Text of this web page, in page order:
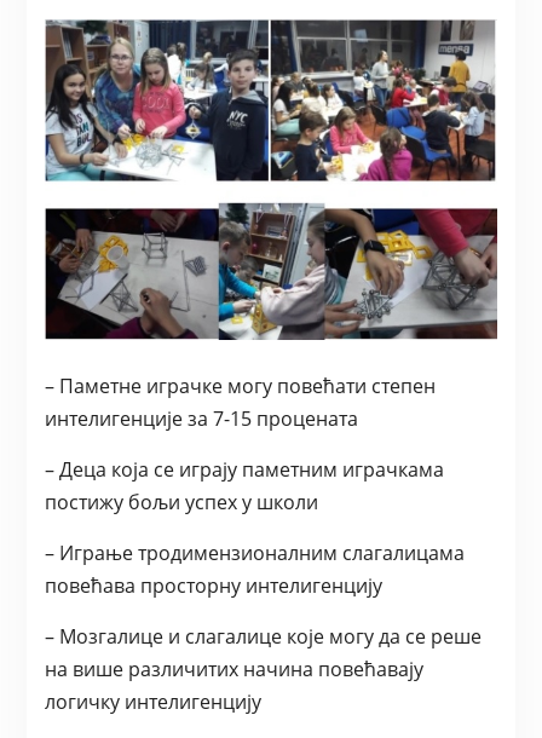
– Паметне играчке могу повећати степен
интелигенције за 7-15 процената
– Деца која се играју паметним играчкама
постижу бољи успех у школи
– Играње тродимензионалним слагалицама
повећава просторну интелигенцију
– Мозгалице и слагалице које могу да се реше
на више различитих начина повећавају
логичку интелигенцију